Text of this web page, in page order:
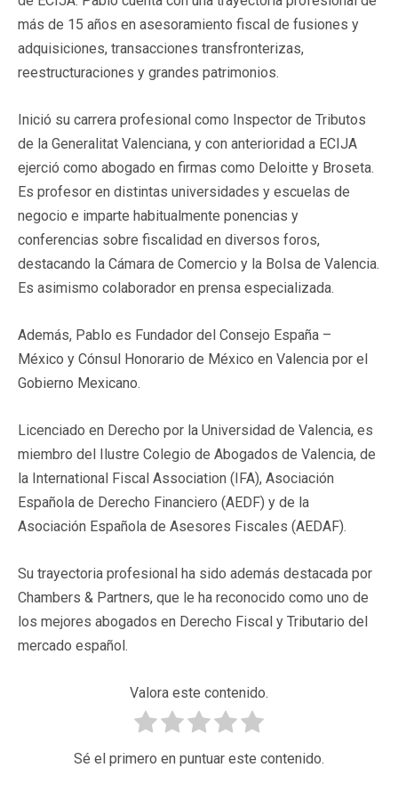
más de 15 años en asesoramiento fiscal de fusiones y
adquisiciones, transacciones transfronterizas,
reestructuraciones y grandes patrimonios.
Inició su carrera profesional como Inspector de Tributos
de la Generalitat Valenciana, y con anterioridad a ECIJA
ejerció como abogado en firmas como Deloitte y Broseta.
Es profesor en distintas universidades y escuelas de
negocio e imparte habitualmente ponencias y
conferencias sobre fiscalidad en diversos foros,
destacando la Cámara de Comercio y la Bolsa de Valencia.
Es asimismo colaborador en prensa especializada.
Además, Pablo es Fundador del Consejo España –
México y Cónsul Honorario de México en Valencia por el
Gobierno Mexicano.
Licenciado en Derecho por la Universidad de Valencia, es
miembro del Ilustre Colegio de Abogados de Valencia, de
la International Fiscal Association (IFA), Asociación
Española de Derecho Financiero (AEDF) y de la
Asociación Española de Asesores Fiscales (AEDAF).
Su trayectoria profesional ha sido además destacada por
Chambers & Partners, que le ha reconocido como uno de
los mejores abogados en Derecho Fiscal y Tributario del
mercado español.
Valora este contenido.
Sé el primero en puntuar este contenido.